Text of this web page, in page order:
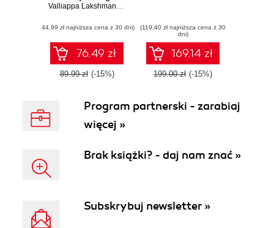
Rozwiązania
problemów
dotyczących
przygotowania
danych,
konstruowania
Valliappa Lakshmanan
(44,99 zł najniższa cena z 30 dni)
76.49 zł
89.99 zł (-15%)
(119,40 zł najniższa cena z 30
dni)
169.14 zł
199.00 zł (-15%)
Program partnerski - zarabiaj
więcej »
Brak książki? - daj nam znać »
Subskrybuj newsletter »